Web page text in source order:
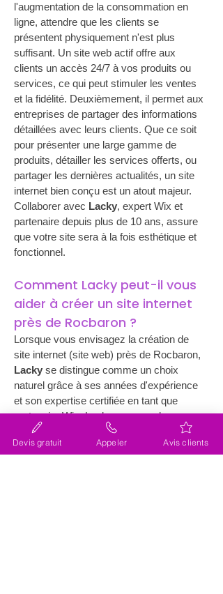
l'augmentation de la consommation en
ligne, attendre que les clients se
présentent physiquement n'est plus
suffisant. Un site web actif offre aux
clients un accès 24/7 à vos produits ou
services, ce qui peut stimuler les ventes
et la fidélité. Deuxièmement, il permet aux
entreprises de partager des informations
détaillées avec leurs clients. Que ce soit
pour présenter une large gamme de
produits, détailler les services offerts, ou
partager les dernières actualités, un site
internet bien conçu est un atout majeur.
Collaborer avec Lacky, expert Wix et
partenaire depuis plus de 10 ans, assure
que votre site sera à la fois esthétique et
fonctionnel.
Comment Lacky peut-il vous
aider à créer un site internet
près de Rocbaron ?
Lorsque vous envisagez la création de
site internet (site web) près de Rocbaron,
Lacky se distingue comme un choix
naturel grâce à ses années d'expérience
et son expertise certifiée en tant que
partenaire Wix. Lacky propose des
solutions personnalisées qui s’adaptent
aux besoins spécifiques de chaque client.
Devis gratuit Appeler Avis clients